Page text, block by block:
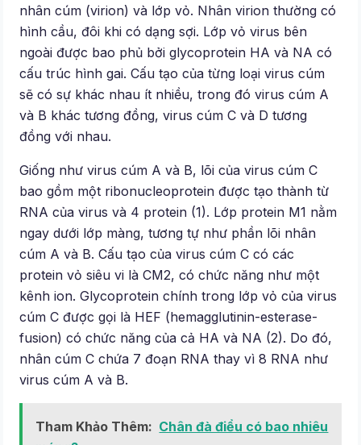
nhân cúm (virion) và lớp vỏ. Nhân virion thường có
hình cầu, đôi khi có dạng sợi. Lớp vỏ virus bên
ngoài được bao phủ bởi glycoprotein HA và NA có
cấu trúc hình gai. Cấu tạo của từng loại virus cúm
sẽ có sự khác nhau ít nhiều, trong đó virus cúm A
và B khác tương đồng, virus cúm C và D tương
đồng với nhau.
Giống như virus cúm A và B, lõi của virus cúm C
bao gồm một ribonucleoprotein được tạo thành từ
RNA của virus và 4 protein (1). Lớp protein M1 nằm
ngay dưới lớp màng, tương tự như phần lõi nhân
cúm A và B. Cấu tạo của virus cúm C có các
protein vỏ siêu vi là CM2, có chức năng như một
kênh ion. Glycoprotein chính trong lớp vỏ của virus
cúm C được gọi là HEF (hemagglutinin-esterase-
fusion) có chức năng của cả HA và NA (2). Do đó,
nhân cúm C chứa 7 đoạn RNA thay vì 8 RNA như
virus cúm A và B.
Tham Khảo Thêm: Chân đà điểu có bao nhiêu